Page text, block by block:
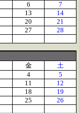
6
7
13
14
20
21
27
28
金
土
4
5
11
12
18
19
25
26